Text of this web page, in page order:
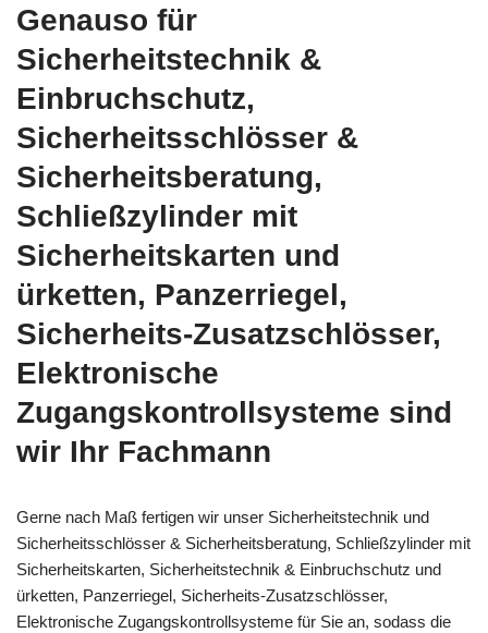
Genauso für
Sicherheitstechnik &
Einbruchschutz,
Sicherheitsschlösser &
Sicherheitsberatung,
Schließzylinder mit
Sicherheitskarten und
ürketten, Panzerriegel,
Sicherheits-Zusatzschlösser,
Elektronische
Zugangskontrollsysteme sind
wir Ihr Fachmann
Gerne nach Maß fertigen wir unser Sicherheitstechnik und
Sicherheitsschlösser & Sicherheitsberatung, Schließzylinder mit
Sicherheitskarten, Sicherheitstechnik & Einbruchschutz und
ürketten, Panzerriegel, Sicherheits-Zusatzschlösser,
Elektronische Zugangskontrollsysteme für Sie an, sodass die